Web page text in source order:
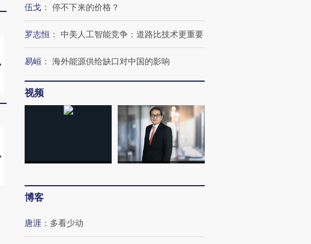
马航飞行员跨国走私7万
视线｜被称为“蟑螂”的印
【推广】走进第四届链博
【商旅对话】华住集团
伍戈 ： 停不下来的价格？
罗志恒 ： 中美人工智能竞争：道路比技术更重要
易峘 ： 海外能源供给缺口对中国的影响
视频
博客
唐涯 ： 多看少动